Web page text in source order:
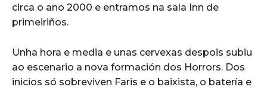
circa o ano 2000 e entramos na sala Inn de
primeiriños.
Unha hora e media e unas cervexas despois subiu
ao escenario a nova formación dos Horrors. Dos
inicios só sobreviven Faris e o baixista, o batería e